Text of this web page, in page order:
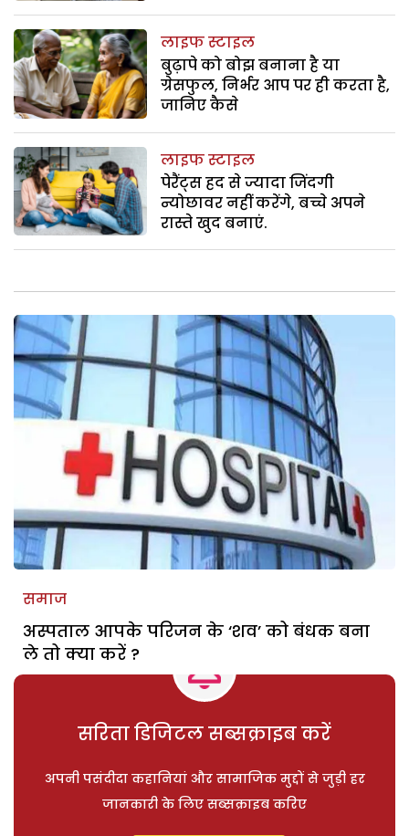
लाइफ स्टाइल
बुढ़ापे को बोझ बनाना है या
ग्रेसफुल, निर्भर आप पर ही करता है,
जानिए कैसे
लाइफ स्टाइल
पेरैंट्स हद से ज्यादा जिंदगी
न्योछावर नहीं करेंगे, बच्चे अपने
रास्ते खुद बनाएं.
समाज
अस्पताल आपके परिजन के ‘शव’ को बंधक बना
ले तो क्या करें ?
सरिता डिजिटल सब्सक्राइब करें
अपनी पसंदीदा कहानियां और सामाजिक मुद्दों से जुड़ी हर
जानकारी के लिए सब्सक्राइब करिए